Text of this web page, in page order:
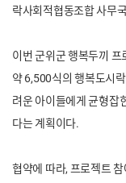
락사회적협동조합 사무
이번 군위군 행복두끼
약 6,500식의 행복도시
려운 아이들에게 균형잡
다는 계획이다.
협약에 따라, 프로젝트